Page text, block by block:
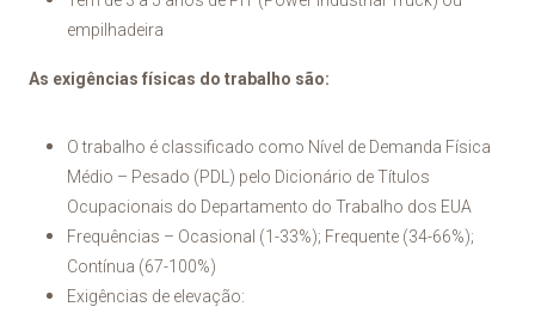
empilhadeira
As exigências físicas do trabalho são:
O trabalho é classificado como Nível de Demanda Física
Médio – Pesado (PDL) pelo Dicionário de Títulos
Ocupacionais do Departamento do Trabalho dos EUA
Frequências – Ocasional (1-33%); Frequente (34-66%);
Contínua (67-100%)
Exigências de elevação: